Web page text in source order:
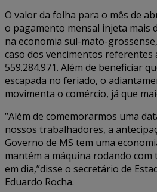
O valor da folha para o mês de
o pagamento mensal injeta mais
na economia sul-mato-
caso dos vencimentos referentes
559.284.971. Além de beneficiar
escapada no feriado, o
movimenta o comércio, já que
“Além de comemorarmos uma
nossos trabalhadores, a
Governo de MS tem uma
mantém a máquina rodando
em dia,”disse o secretário de
Eduardo Rocha.